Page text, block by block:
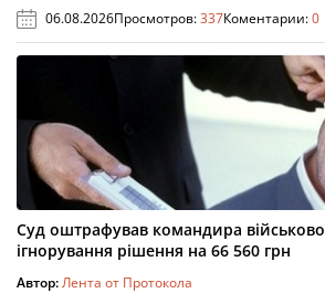
06.08.2026Просмотров:337Коментарии:0
Суд оштрафував командира
ігнорування рішення на 66 560 грн
Автор:Лента от Протокола